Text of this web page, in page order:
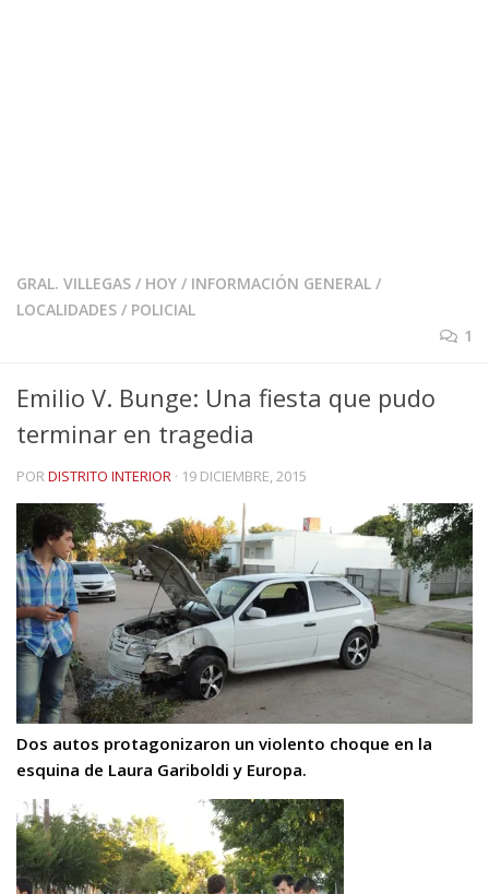
GRAL. VILLEGAS / HOY / INFORMACIÓN GENERAL /
LOCALIDADES / POLICIAL
1
Emilio V. Bunge: Una fiesta que pudo
terminar en tragedia
PORDISTRITO INTERIOR · 19 DICIEMBRE, 2015
Dos autos protagonizaron un violento choque en la
esquina de Laura Gariboldi y Europa.